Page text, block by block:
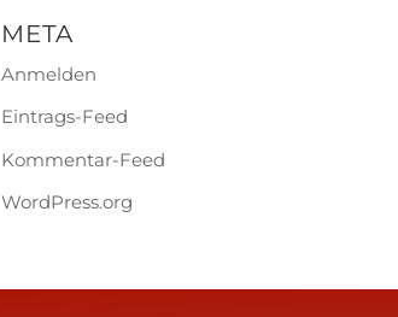
META
Anmelden
Eintrags-Feed
Kommentar-Feed
WordPress.org